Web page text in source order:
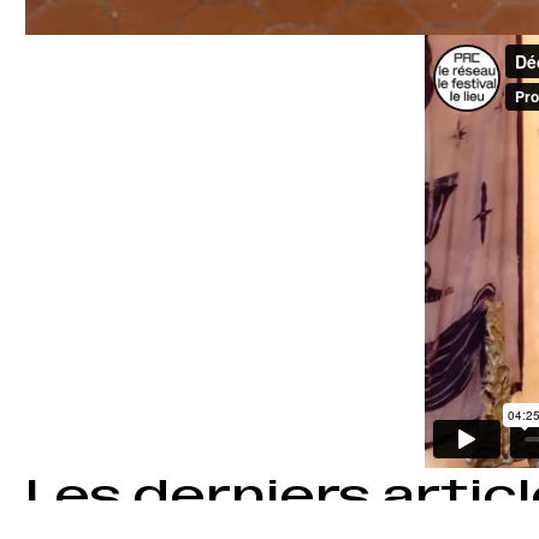
Les derniers